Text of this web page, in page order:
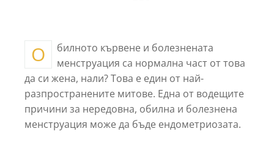
Обилното кървене и болезнената
менструация са нормална част от това
да си жена, нали? Това е един от най-
разпространените митове. Една от водещите
причини за нередовна, обилна и болезнена
менструация може да бъде ендометриозата.